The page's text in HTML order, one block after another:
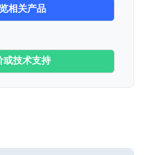
相关产品
或技术支持